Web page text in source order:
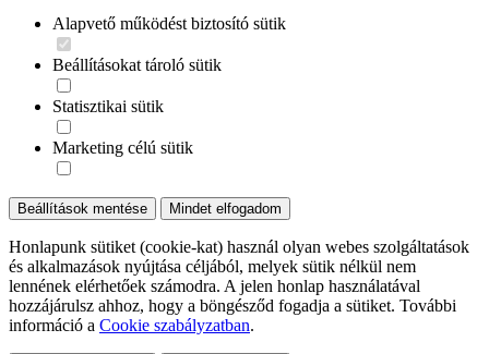
Alapvető működést biztosító sütik
Beállításokat tároló sütik
Statisztikai sütik
Marketing célú sütik
Beállítások mentése Mindet elfogadom
Honlapunk sütiket (cookie-kat) használ olyan webes szolgáltatások
és alkalmazások nyújtása céljából, melyek sütik nélkül nem
lennének elérhetőek számodra. A jelen honlap használatával
hozzájárulsz ahhoz, hogy a böngésződ fogadja a sütiket. További
információ a Cookie szabályzatban.